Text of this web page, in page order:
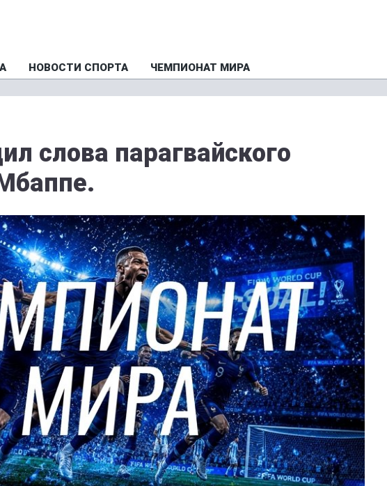
НОВОСТИ СПОРТА ЧЕМПИОНАТ МИРА
слова парагвайского